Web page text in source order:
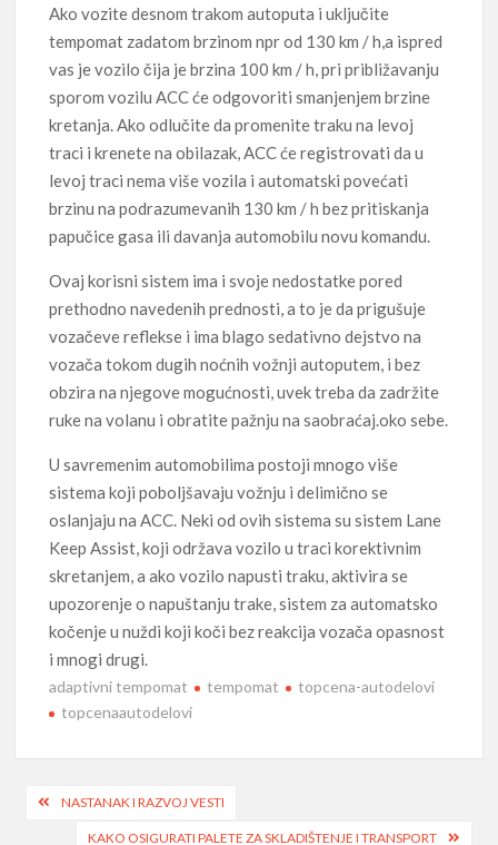
Ako vozite desnom trakom autoputa i uključite
tempomat zadatom brzinom npr od 130 km / h,a ispred
vas je vozilo čija je brzina 100 km / h, pri približavanju
sporom vozilu ACC će odgovoriti smanjenjem brzine
kretanja. Ako odlučite da promenite traku na levoj
traci i krenete na obilazak, ACC će registrovati da u
levoj traci nema više vozila i automatski povećati
brzinu na podrazumevanih 130 km / h bez pritiskanja
papučice gasa ili davanja automobilu novu komandu.
Ovaj korisni sistem ima i svoje nedostatke pored
prethodno navedenih prednosti, a to je da prigušuje
vozačeve reflekse i ima blago sedativno dejstvo na
vozača tokom dugih noćnih vožnji autoputem, i bez
obzira na njegove mogućnosti, uvek treba da zadržite
ruke na volanu i obratite pažnju na saobraćaj.oko sebe.
U savremenim automobilima postoji mnogo više
sistema koji poboljšavaju vožnju i delimično se
oslanjaju na ACC. Neki od ovih sistema su sistem Lane
Keep Assist, koji održava vozilo u traci korektivnim
skretanjem, a ako vozilo napusti traku, aktivira se
upozorenje o napuštanju trake, sistem za automatsko
kočenje u nuždi koji koči bez reakcija vozača opasnost
i mnogi drugi.
adaptivni tempomat tempomat
topcena-autodelovi
topcenaautodelovi
PostNASTANAK I RAZVOJ VESTI
KAKO OSIGURATI PALETE ZA SKLADIŠTENJE I TRANSPORT